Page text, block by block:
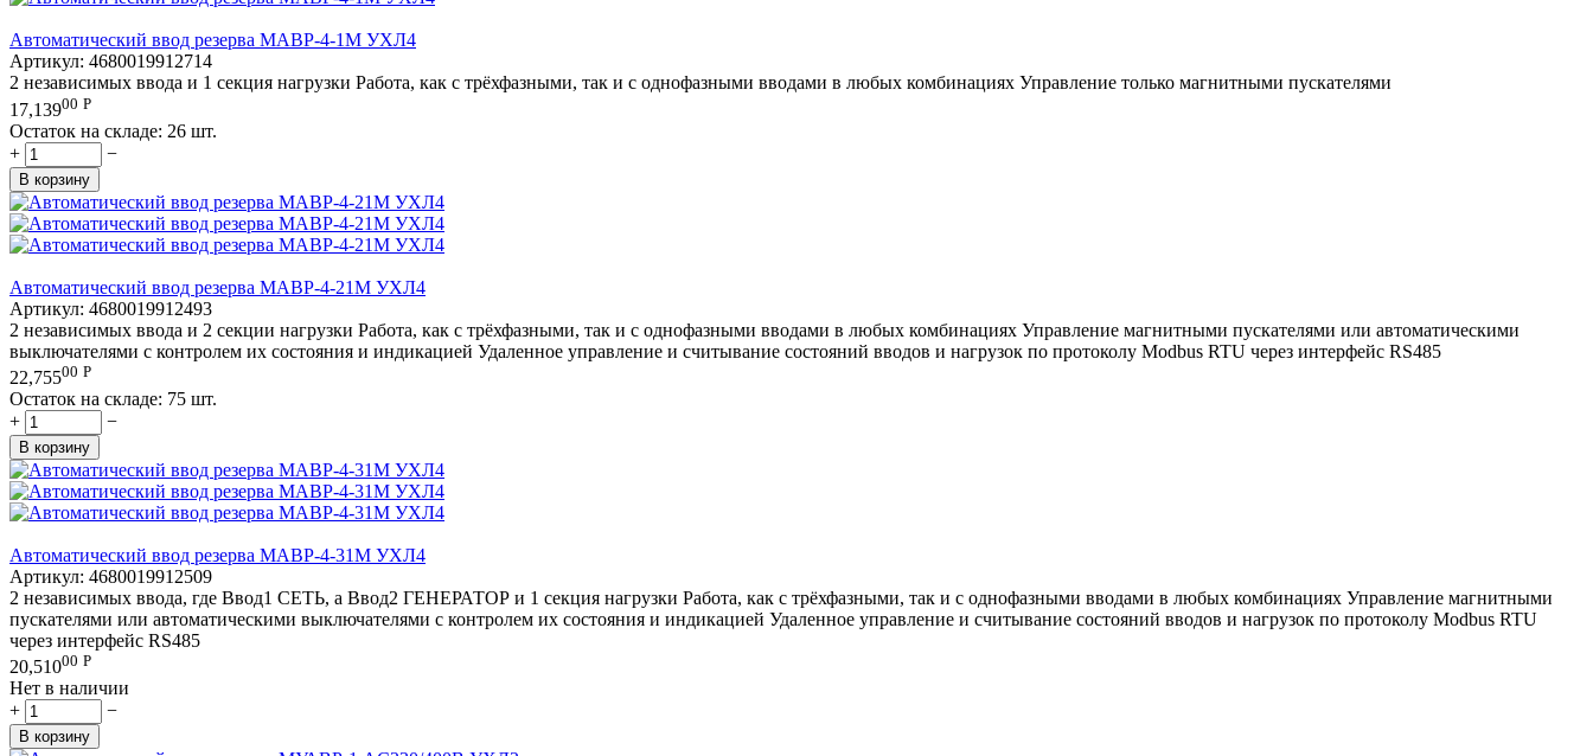
Автоматический ввод резерва МАВР-4-1М УХЛ4
Артикул: 4680019912714
2 независимых ввода и 1 секция нагрузки Работа, как с трёхфазными, так и с однофазными вводами в любых комбинациях Управление только магнитными пускателями
17,13900 Р
Остаток на складе: 26 шт.
+
−
В корзину
Автоматический ввод резерва МАВР-4-21М УХЛ4
Артикул: 4680019912493
2 независимых ввода и 2 секции нагрузки Работа, как с трёхфазными, так и с однофазными вводами в любых комбинациях Управление магнитными пускателями или автоматическими
выключателями с контролем их состояния и индикацией Удаленное управление и считывание состояний вводов и нагрузок по протоколу Modbus RTU через интерфейс RS485
22,75500 Р
Остаток на складе: 75 шт.
+
−
В корзину
Автоматический ввод резерва МАВР-4-31М УХЛ4
Артикул: 4680019912509
2 независимых ввода, где Ввод1 СЕТЬ, а Ввод2 ГЕНЕРАТОР и 1 секция нагрузки Работа, как с трёхфазными, так и с однофазными вводами в любых комбинациях Управление магнитными
пускателями или автоматическими выключателями с контролем их состояния и индикацией Удаленное управление и считывание состояний вводов и нагрузок по протоколу Modbus RTU
через интерфейс RS485
20,51000 Р
Нет в наличии
+
−
В корзину